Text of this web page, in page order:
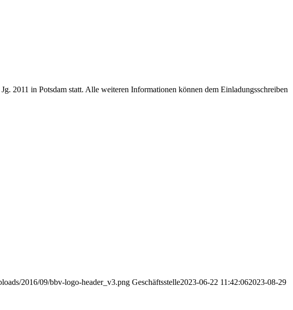
2011 in Potsdam statt. Alle weiteren Informationen können dem Einladungsschreiben
2016/09/bbv-logo-header_v3.png Geschäftsstelle2023-06-22 11:42:062023-08-29